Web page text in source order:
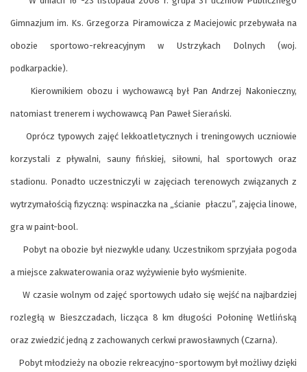
Gimnazjum im. Ks. Grzegorza Piramowicza z Maciejowic przebywała na
obozie sportowo-rekreacyjnym w Ustrzykach Dolnych (woj.
podkarpackie).
Kierownikiem obozu i wychowawcą był Pan Andrzej Nakonieczny,
natomiast trenerem i wychowawcą Pan Paweł Sierański.
Oprócz typowych zajęć lekkoatletycznych i treningowych uczniowie
korzystali z pływalni, sauny fińskiej, siłowni, hal sportowych oraz
stadionu. Ponadto uczestniczyli w zajęciach terenowych związanych z
wytrzymałością fizyczną: wspinaczka na „ścianie płaczu”, zajęcia linowe,
gra w paint-bool.
Pobyt na obozie był niezwykle udany. Uczestnikom sprzyjała pogoda
a miejsce zakwaterowania oraz wyżywienie było wyśmienite.
W czasie wolnym od zajęć sportowych udało się wejść na najbardziej
rozległą w Bieszczadach, licząca 8 km długości Połoninę Wetlińską
oraz zwiedzić jedną z zachowanych cerkwi prawosławnych (Czarna).
Pobyt młodzieży na obozie rekreacyjno-sportowym był możliwy dzięki